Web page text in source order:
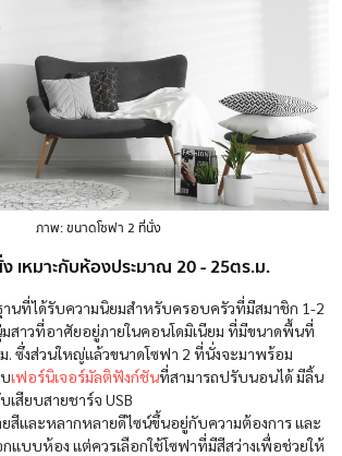
ภาพ: ขนาดโซฟา 2 ที่นั่ง
เหมาะกับห้องประมาณ 20 - 25ตร.ม.
านที่ได้รับความนิยมสำหรับครอบครัวที่มีสมาชิก 1-2
สาวที่อาศัยอยู่ภายในคอนโดมิเนียม ที่มีขนาดพื้นที่
. ซึ่งส่วนใหญ่แล้วขนาดโซฟา 2 ที่นั่งจะมาพร้อม
เฟอร์นิเจอร์มัลติฟังก์ชันที่สามารถปรับนอนได้ มีลิ้น
สียบสายชาร์จ USB
สีและหลากหลายดีไซน์ขึ้นอยู่กับความต้องการ และ
แบบห้อง แต่ควรเลือกใช้โซฟาที่มีสีสว่างเพื่อช่วยให้